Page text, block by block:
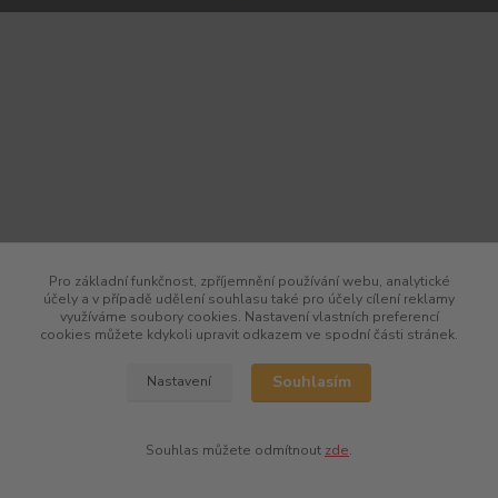
Pro základní funkčnost, zpříjemnění používání webu, analytické
účely a v případě udělení souhlasu také pro účely cílení reklamy
využíváme soubory cookies. Nastavení vlastních preferencí
cookies můžete kdykoli upravit odkazem ve spodní části stránek.
Nastavení Souhlasím
Souhlas můžete odmítnout zde.